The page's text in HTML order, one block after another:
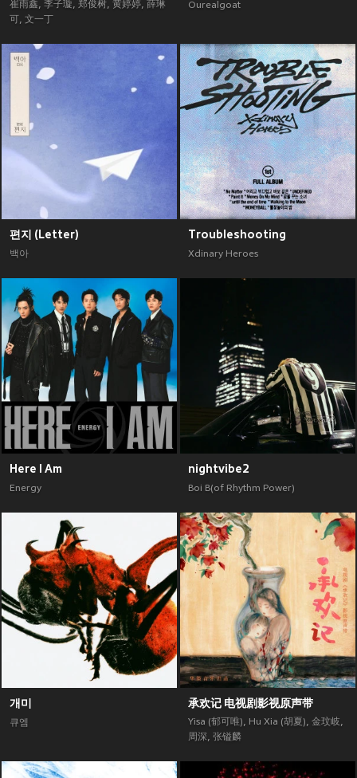
崔雨鑫, 李子璇, 郑俊树, 黄婷婷, 薛琳
可 , 文一丁
Ourealgoat
편지 (Letter)
백아
Troubleshooting
Xdinary Heroes
Here I Am
Energy
nightvibe2
Boi B(of Rhythm Power)
개미
큐엠
承欢记 电视剧影视原声带
Yisa (郁可唯), Hu Xia (胡夏), 金玟岐,
周深, 张镒麟